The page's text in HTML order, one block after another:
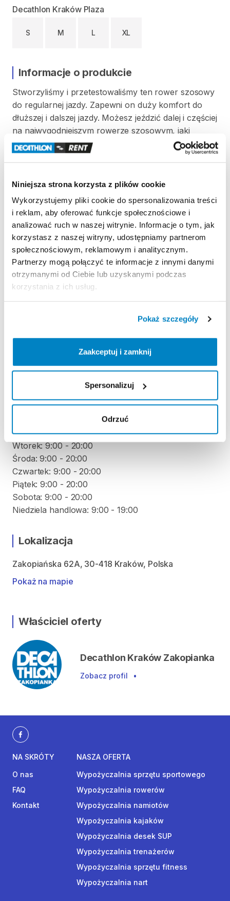
Niniejsza strona korzysta z plików cookie
Wykorzystujemy pliki cookie do spersonalizowania treści
i reklam, aby oferować funkcje społecznościowe i
analizować ruch w naszej witrynie. Informacje o tym, jak
korzystasz z naszej witryny, udostępniamy partnerom
społecznościowym, reklamowym i analitycznym.
Partnerzy mogą połączyć te informacje z innymi danymi
otrzymanymi od Ciebie lub uzyskanymi podczas
korzystania z ich usług.
Pokaż szczegóły
Zaakceptuj i zamknij
Spersonalizuj
Odrzuć
Decathlon Kraków Plaza
S M L XL
Informacje o produkcie
Stworzyliśmy i przetestowaliśmy ten rower szosowy
do regularnej jazdy. Zapewni on duży komfort do
dłuższej i dalszej jazdy. Możesz jeździć dalej i częściej
na najwygodniejszym rowerze szosowym​,​ jaki
stworzyliśmy. Doceń tarczowe​,​
specjalną geometrię
Rozm. M od 173 do 180 cm wzrostu
Opony
700x28
Strona produktu w sklepie
Zasady wypożyczenia
REGULAMIN
Nie pobieramy kaucji za wypożyczenie tego
ODBIÓR I ZWROT SPRZĘTU
Poniedziałek: 9:00 - 20:00
Wtorek: 9:00 - 20:00
Środa: 9:00 - 20:00
Czwartek: 9:00 - 20:00
Piątek: 9:00 - 20:00
Sobota: 9:00 - 20:00
Niedziela handlowa: 9:00 - 19:00
Lokalizacja
Zakopiańska 62A, 30-418 Kraków, Polska
Pokaż na mapie
Właściciel oferty
Decathlon Kraków Zakopianka
Zobacz profil •
NA SKRÓTY
O nas
FAQ
Kontakt
NASZA OFERTA
Wypożyczalnia sprzętu sportowego
Wypożyczalnia rowerów
Wypożyczalnia namiotów
Wypożyczalnia kajaków
Wypożyczalnia desek SUP
Wypożyczalnia trenażerów
Wypożyczalnia sprzętu fitness
Wypożyczalnia nart